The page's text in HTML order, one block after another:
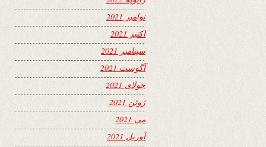
نوامبر 2021
اکتبر 2021
سپتامبر 2021
آگوست 2021
جولای 2021
ژوئن 2021
می 2021
آوریل 2021